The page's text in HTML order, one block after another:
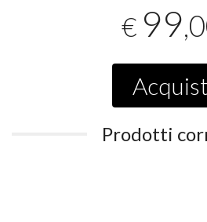
€ 99
Prodotti